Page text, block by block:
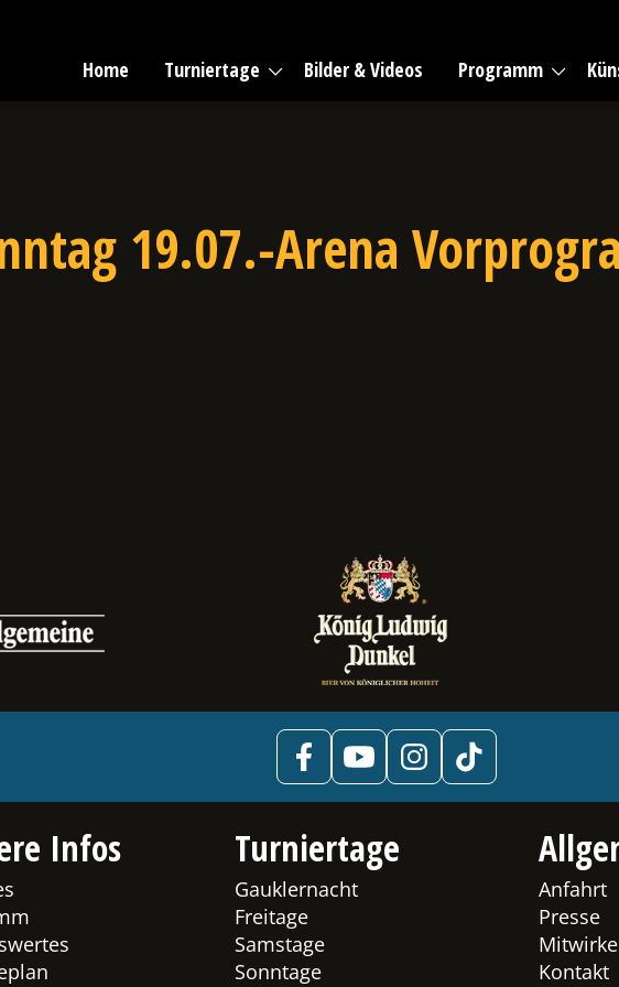
Home Turniertage Bilder & Videos Programm
19.07.-Arena
Infos Turniertage
Gauklernacht
Freitage
Samstage
Sonntage
Anfahrt
Presse
Kontakt